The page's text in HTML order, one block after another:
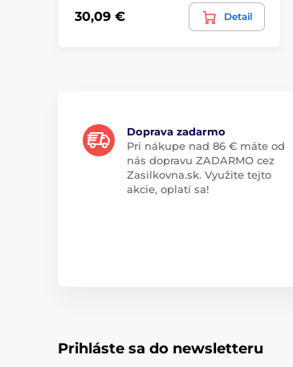
30,09 € Detail
Doprava zadarmo
Pri nákupe nad 86 € máte od
nás dopravu ZADARMO cez
Zasilkovna.sk. Využite tejto
akcie, oplatí sa!
Prihláste sa do newsletteru